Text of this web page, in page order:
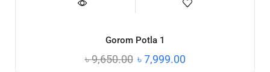
Gorom Potla 1
৳9,650.00 ৳7,999.00